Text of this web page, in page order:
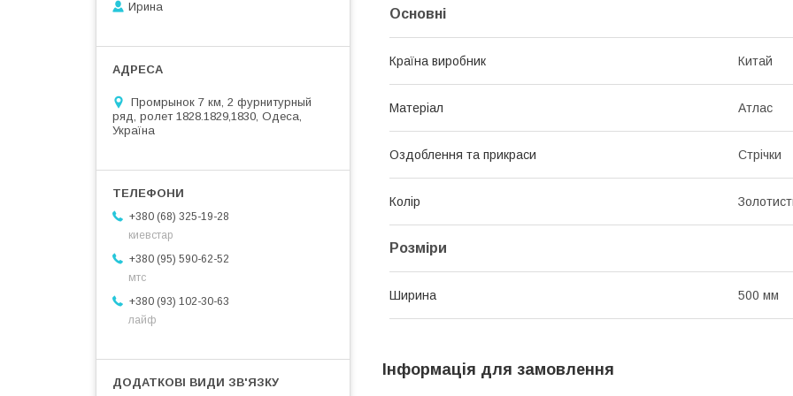
Основні
Країна виробник Китай
Матеріал Атлас
Оздоблення та прикраси Стрічки
Колір
Розміри
Ширина 500 мм
Інформація для замовлення
Ирина
Промрынок 7 км, 2 фурнитурный
ряд, ролет 1828.1829,1830, Одеса,
Україна
+380 (68) 325-19-28
киевстар
+380 (95) 590-62-52
мтс
+380 (93) 102-30-63
лайф